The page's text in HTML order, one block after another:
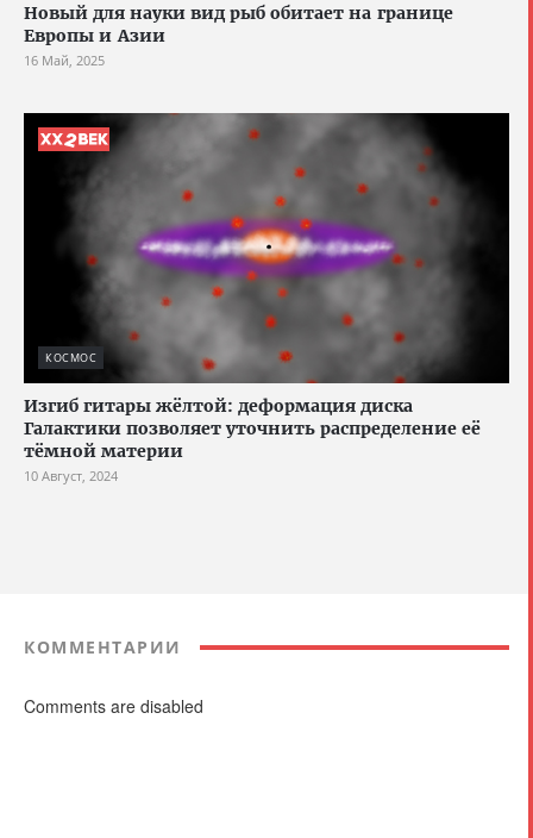
Новый для науки вид рыб обитает на границе
Европы и Азии
16 Май, 2025
КОСМОС
Изгиб гитары жёлтой: деформация диска
Галактики позволяет уточнить распределение её
тёмной материи
10 Август, 2024
КОММЕНТАРИИ
Comments are disabled